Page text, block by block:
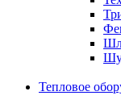
Тепловое